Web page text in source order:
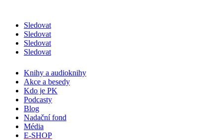
Sledovat
Sledovat
Sledovat
Sledovat
Knihy a audioknihy
Akce a besedy
Kdo je PK
Podcasty
Blog
Nadační fond
Média
E-SHOP